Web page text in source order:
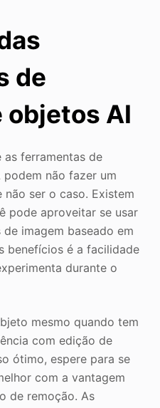
de
objetos AI
as ferramentas de
não fazer um
ser o caso. Existem
pode aproveitar se usar
imagem baseado em
benefícios é a facilidade
durante o
mesmo quando tem
com edição de
ótimo, espere para se
com a vantagem
de remoção. As